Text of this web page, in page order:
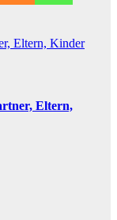
Eltern, Kinder
Eltern,